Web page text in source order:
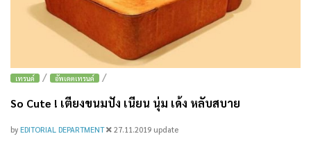
เทรนด์ / อัพเดตเทรนด์ /
So Cute ! เตียงขนมปัง เนียน นุ่ม เด้ง หลับสบาย
by EDITORIAL DEPARTMENT 27.11.2019 update